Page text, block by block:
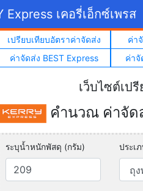
Express เคอรี่เอ็กซ์เพรส
เปรียบเทียบอัตราค่าจัดส่ง ค่า
ค่าจัดส่ง BEST Express
ค่าจั
เว็บไซต์เป
คำนวณ ค่าจัด
ระบุน้ำหนักพัสดุ (กรัม) ประเ